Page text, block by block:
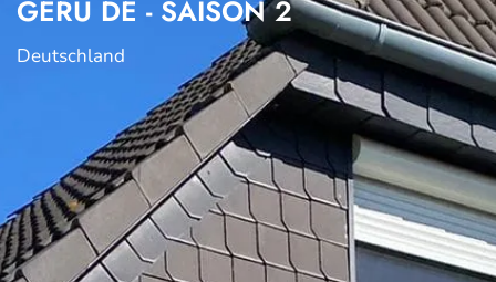
GERU DE - SAISON 2
Deutschland